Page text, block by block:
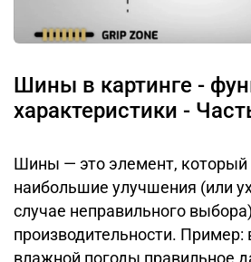
Шины в картинге -
характеристики -
Шины — это элемент, который
наибольшие улучшения (или
случае неправильного
производительности. Пример:
влажной погоды правильное